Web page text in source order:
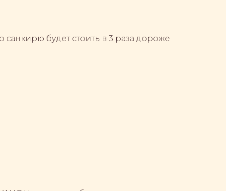
будет стоить в 3 раза дороже